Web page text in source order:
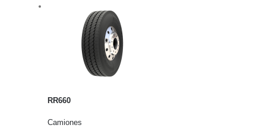
RR660
Camiones